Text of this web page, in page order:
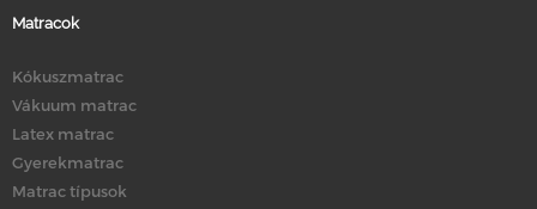
Matracok
Kókuszmatrac
Vákuum matrac
Latex matrac
Gyerekmatrac
Matrac típusok